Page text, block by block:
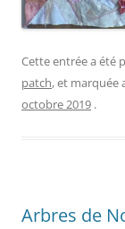
Cette entrée a été
patch, et marquée
octobre 2019 .
Arbres de